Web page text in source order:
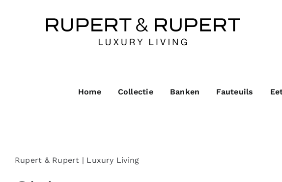
Home Collectie Banken Fauteuils
Rupert & Rupert | Luxury Living